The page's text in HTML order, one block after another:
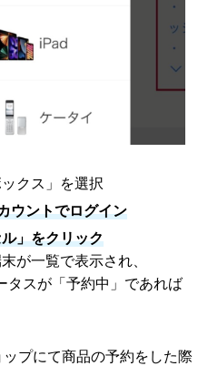
クス」を選択
ウントでログイン
」をクリック
が一覧で表示され、
スが「予約中」であれば
プにて商品の予約をした際